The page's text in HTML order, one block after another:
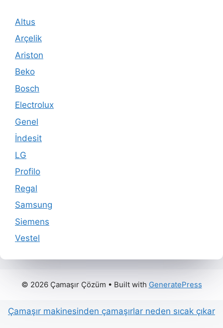
Altus
Arçelik
Ariston
Beko
Bosch
Electrolux
Genel
İndesit
LG
Profilo
Regal
Samsung
Siemens
Vestel
© 2026 Çamaşır Çözüm • Built with GeneratePress
Çamaşır makinesinden çamaşırlar neden sıcak çıkar